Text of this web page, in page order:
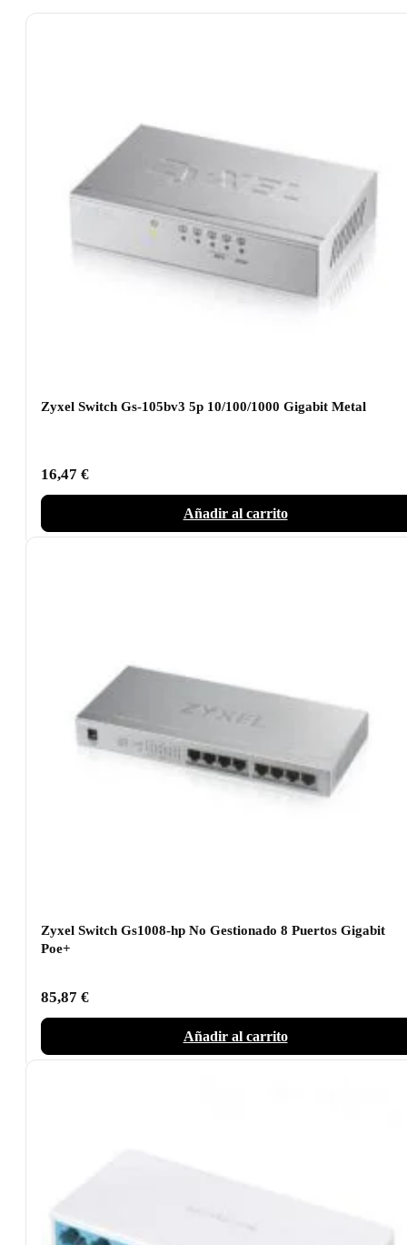
Zyxel Switch Gs-105bv3 5p 10/100/1000 Gigabit Metal
16,47 €
Añadir al carrito
Zyxel Switch Gs1008-hp No Gestionado 8 Puertos Gigabit
Poe+
85,87 €
Añadir al carrito